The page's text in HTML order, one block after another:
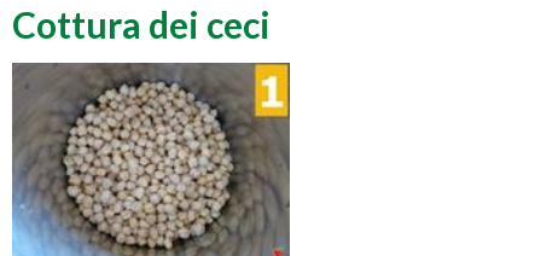
Cottura dei ceci